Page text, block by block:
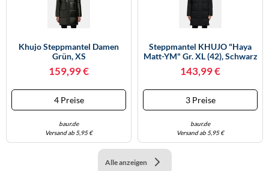
Khujo Steppmantel Damen
Grün, XS
159,99 €
4 Preise
baur.de
Versand ab 5,95 €
Steppmantel KHUJO "Haya
Matt-YM" Gr. XL (42), Schwarz
Damen Mäntel (69764956-XL)
Schwarz
143,99 €
3 Preise
baur.de
Versand ab 5,95 €
Alle anzeigen